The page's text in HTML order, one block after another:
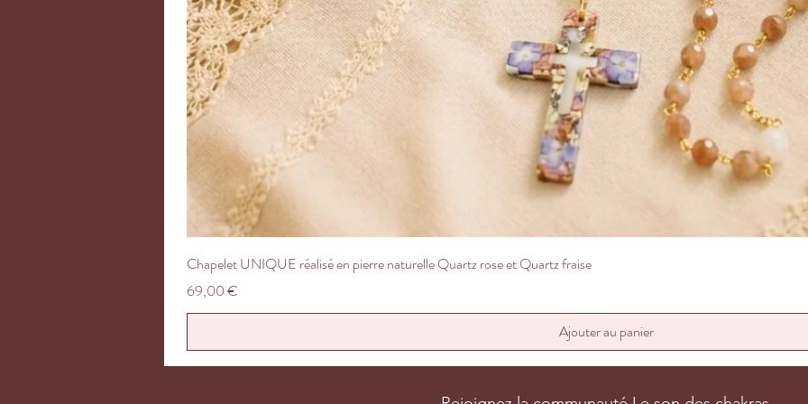
Aperçu rapide
Chapelet UNIQUE réalisé en pierre naturelle Quartz rose et Quartz fraise
Prix
69,00 €
Ajouter au panier